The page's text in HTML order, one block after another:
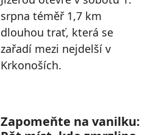
srpna téměř 1,7 km
dlouhou trať, která se
zařadí mezi nejdelší v
Krkonoších.
Zapomeňte na vanilku: